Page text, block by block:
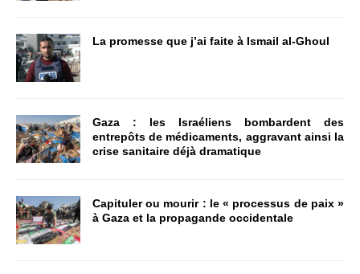
La promesse que j’ai faite à Ismail al-Ghoul
Gaza : les Israéliens bombardent des
entrepôts de médicaments, aggravant ainsi la
crise sanitaire déjà dramatique
Capituler ou mourir : le « processus de paix »
à Gaza et la propagande occidentale